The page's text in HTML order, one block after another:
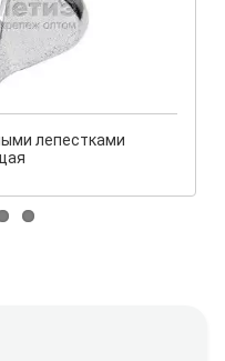
лепестками